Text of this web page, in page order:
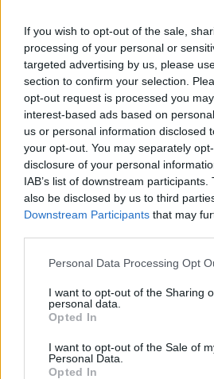
If you wish to opt-out of the sale,
processing of your personal or
targeted advertising by us, please
section to confirm your selection.
opt-out request is processed you
interest-based ads based on
us or personal information disclosed
your opt-out. You may separately
disclosure of your personal
IAB’s list of downstream
also be disclosed by us to third
Downstream Participants that may
Personal Data Processing Opt
I want to opt-out of the Sharing
personal data.
Opted In
I want to opt-out of the Sale of
Personal Data.
Opted In
esempio l’utilizzo a
tanta panchina. Nel calcio
calciatore vale il 40%».
Zapata? «È sempre con
messaggi prima e dopo le
Fiorentina ci ha scritto
grande cuore”. Mi manca
Futuro? «Questa squadra
quanto ha fatto vedere
portare a casa subito più
vero Toro».